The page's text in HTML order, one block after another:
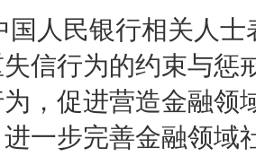
国人民银行相关人
失信行为的约束与惩
，促进营造金融领
一步完善金融领域